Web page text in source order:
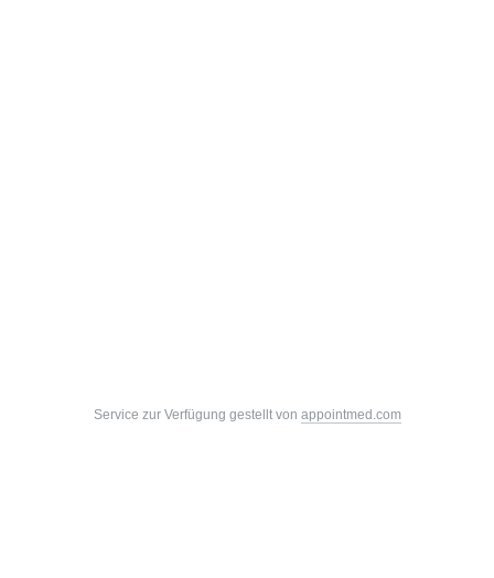
Service zur Verfügung gestellt von appointmed.com